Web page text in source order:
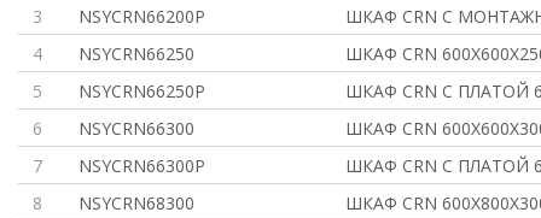
3
NSYCRN66200P
ШКАФ CRN С
4
NSYCRN66250
ШКАФ CRN
5
NSYCRN66250P
ШКАФ CRN С ПЛАТОЙ
6
NSYCRN66300
ШКАФ CRN
7
NSYCRN66300P
ШКАФ CRN С ПЛАТОЙ
8
NSYCRN68300
ШКАФ CRN